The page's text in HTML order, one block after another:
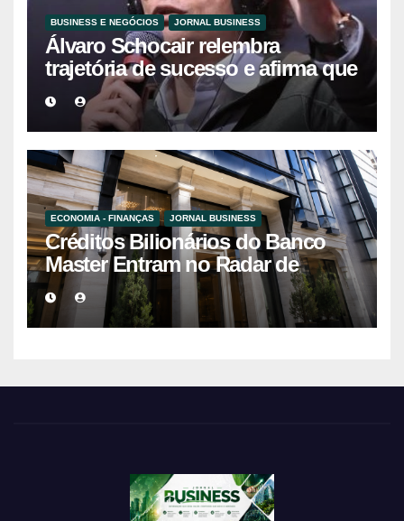
BUSINESS E NEGÓCIOS JORNAL BUSINESS
Álvaro Schocair relembra
trajetória de sucesso e afirma que
propósito é o novo motor do
empreendedorismo
ECONOMIA - FINANÇAS JORNAL BUSINESS
Créditos Bilionários do Banco
Master Entram no Radar de
Investigação por Supostas
Ligações com Esquema
Criminoso